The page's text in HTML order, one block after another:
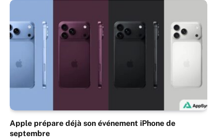
Apple prépare déjà son événement iPhone de
septembre